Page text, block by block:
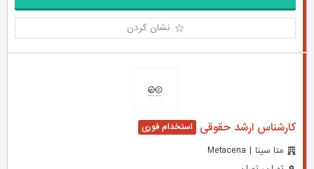
نشان کردن
کارشناس ارشد حقوقی
متا سینا | Metacena